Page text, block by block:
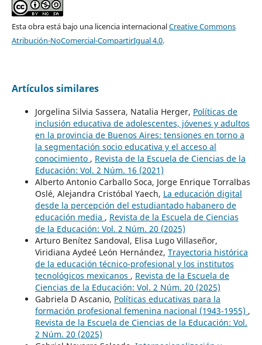
Esta obra está bajo una licencia internacionalCreative Commons
Atribución-NoComercial-CompartirIgual 4.0.
Artículos similares
Jorgelina Silvia Sassera, Natalia Herger, Políticas de
inclusión educativa de adolescentes, jóvenes y adultos
en la provincia de Buenos Aires: tensiones en torno a
la segmentación socio educativa y el acceso al
conocimiento , Revista de la Escuela de Ciencias de la
Educación: Vol. 2 Núm. 16 (2021)
Alberto Antonio Carballo Soca, Jorge Enrique Torralbas
Oslé, Alejandra Cristóbal Yaech, La educación digital
desde la percepción del estudiantado habanero de
educación media , Revista de la Escuela de Ciencias
de la Educación: Vol. 2 Núm. 20 (2025)
Arturo Benítez Sandoval, Elisa Lugo Villaseñor,
Viridiana Aydeé León Hernández, Trayectoria histórica
de la educación técnico-profesional y los institutos
tecnológicos mexicanos , Revista de la Escuela de
Ciencias de la Educación: Vol. 2 Núm. 20 (2025)
Gabriela D Ascanio, Políticas educativas para la
formación profesional femenina nacional (1943-1955) ,
Revista de la Escuela de Ciencias de la Educación: Vol.
2 Núm. 20 (2025)